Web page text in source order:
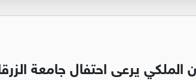
الملكي يرعى احتفال جامعة